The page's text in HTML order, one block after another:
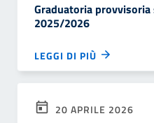
Graduatoria provvisoria
2025/2026
LEGGI DI PIÙ
20 APRILE 2026